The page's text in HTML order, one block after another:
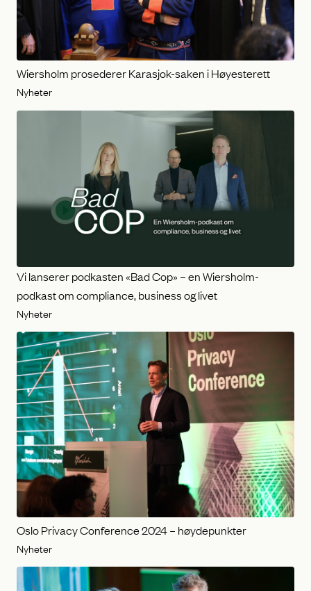
Wiersholm prosederer Karasjok-saken i Høyesterett
Nyheter
Vi lanserer podkasten «Bad Cop» – en Wiersholm-
podkast om compliance, business og livet
Nyheter
Oslo Privacy Conference 2024 – høydepunkter
Nyheter